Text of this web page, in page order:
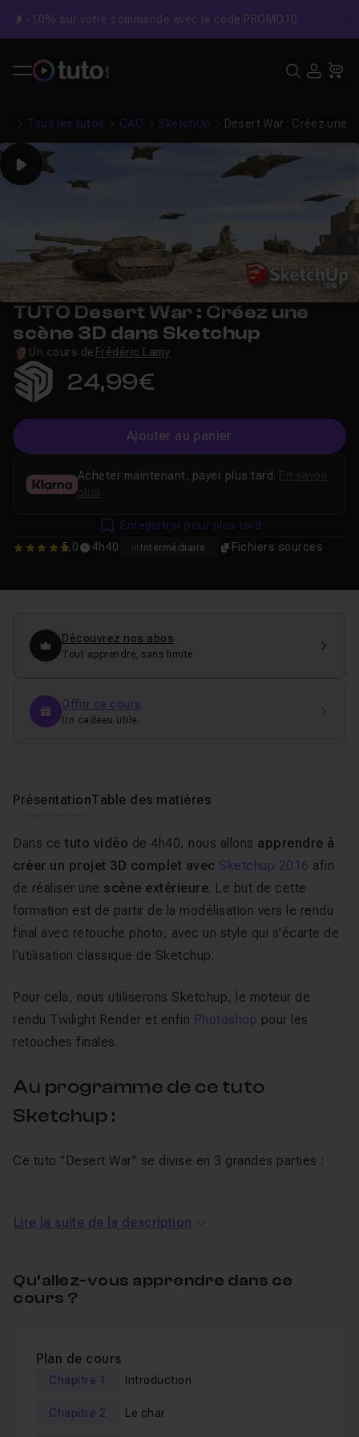
-10% sur votre commande avec le code PROMO10
Tous les tutos CAO SketchUp Desert War : Créez une
Play
TUTO Desert War : Créez une
scène 3D dans Sketchup
Un cours de Frédéric Lamy
24,99€
Ajouter au panier
5 5,0 4h40 Intermédiaire Fichiers sources
Acheter maintenant, payer plus tard.
plus
Enregistrer pour plus tard
Découvrez nos abos
Tout apprendre, sans limite
Offrir ce cours
Un cadeau utile.
PrésentationTable des matières
Dans ce tuto vidéo de 4h40, nous allons apprendre à
créer un projet 3D complet avec Sketchup 2016 afin
de réaliser une scène extérieure. Le but de cette
formation est de partir de la modélisation vers le rendu
final avec retouche photo, avec un style qui s'écarte de
l'utilisation classique de Sketchup.
Pour cela, nous utiliserons Sketchup, le moteur de
rendu Twilight Render et enfin Photoshop pour les
retouches finales.
Au programme de ce tuto
Sketchup :
Ce tuto "Desert War" se divise en 3 grandes parties :
du désert
3) Finition avec Photoshop et Caméra Raw
A tout ceux qui souhaitent voir une autre facette de
Sketchup qui est d'habitude un soft orienté architecture.
solution rapide pour modéliser des véhicules pour des
Lire la suite de la description
Qu’allez-vous apprendre dans ce
cours ?
Plan de cours
Chapitre 1 Introduction
Chapitre 2 Le char